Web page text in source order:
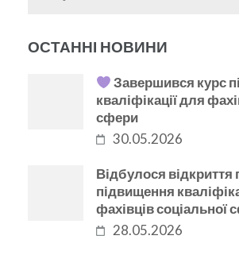
ОСТАННІ НОВИНИ
Завершився курс
кваліфікації для
сфери
30.05.2026
Відбулося відкриття
підвищення
фахівців соціальної
28.05.2026